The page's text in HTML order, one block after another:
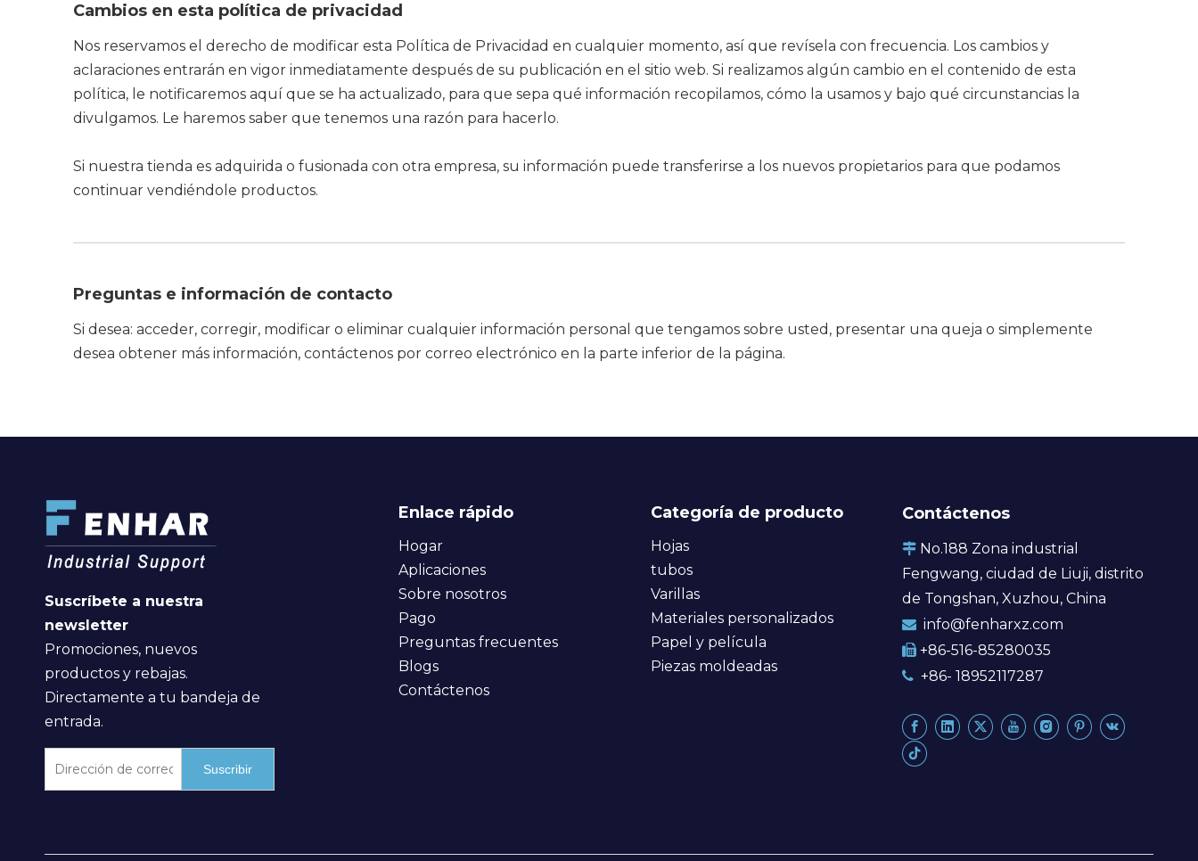
Cambios en esta política de privacidad
Nos reservamos el derecho de modificar esta Política de Privacidad en cualquier momento, así que revísela con frecuencia. Los cambios y
aclaraciones entrarán en vigor inmediatamente después de su publicación en el sitio web. Si realizamos algún cambio en el contenido de esta
política, le notificaremos aquí que se ha actualizado, para que sepa qué información recopilamos, cómo la usamos y bajo qué circunstancias la
divulgamos. Le haremos saber que tenemos una razón para hacerlo.
Si nuestra tienda es adquirida o fusionada con otra empresa, su información puede transferirse a los nuevos propietarios para que podamos
continuar vendiéndole productos.
Preguntas e información de contacto
Si desea: acceder, corregir, modificar o eliminar cualquier información personal que tengamos sobre usted, presentar una queja o simplemente
desea obtener más información, contáctenos por correo electrónico en la parte inferior de la página.
Suscríbete a nuestra
newsletter
Promociones, nuevos
productos y rebajas.
Directamente a tu bandeja de
entrada.
Suscribir
Enlace rápido
Hogar
Aplicaciones
Sobre nosotros
Pago
Preguntas frecuentes
Blogs
Contáctenos
Categoría de producto
Hojas
tubos
Varillas
Materiales personalizados
Papel y película
Piezas moldeadas
Contáctenos
 No.188 Zona industrial
Fengwang, ciudad de Liuji, distrito
de Tongshan, Xuzhou, China
 info@fenharxz.com
 +86-516-85280035
 +86- 18952117287